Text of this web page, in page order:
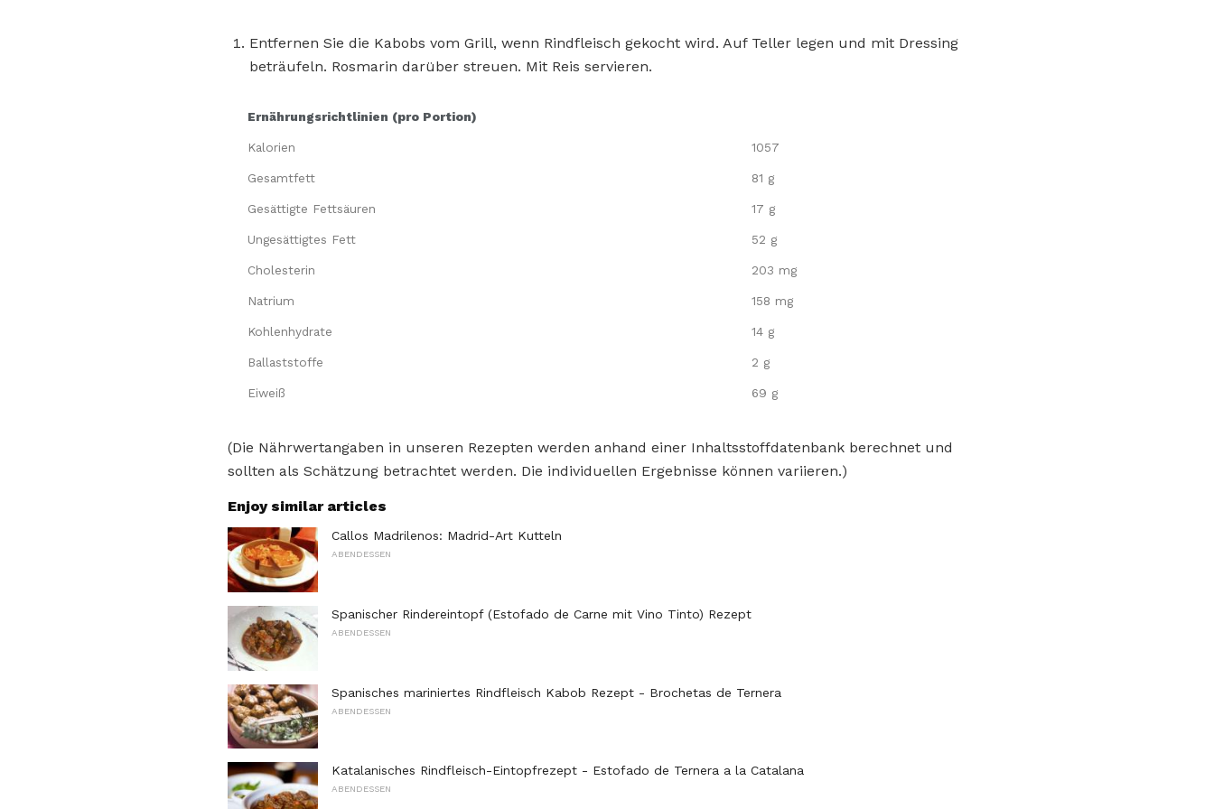
Entfernen Sie die Kabobs vom Grill, wenn Rindfleisch gekocht wird. Auf Teller legen und mit Dressing
beträufeln. Rosmarin darüber streuen. Mit Reis servieren.
Ernährungsrichtlinien (pro Portion)
Kalorien 1057
Gesamtfett 81 g
Gesättigte Fettsäuren 17 g
Ungesättigtes Fett 52 g
Cholesterin 203 mg
Natrium 158 mg
Kohlenhydrate 14 g
Ballaststoffe 2 g
Eiweiß 69 g
(Die Nährwertangaben in unseren Rezepten werden anhand einer Inhaltsstoffdatenbank berechnet und
sollten als Schätzung betrachtet werden. Die individuellen Ergebnisse können variieren.)
Enjoy similar articles
Callos Madrilenos: Madrid-Art Kutteln
ABENDESSEN
Spanischer Rindereintopf (Estofado de Carne mit Vino Tinto) Rezept
ABENDESSEN
Spanisches mariniertes Rindfleisch Kabob Rezept - Brochetas de Ternera
ABENDESSEN
Katalanisches Rindfleisch-Eintopfrezept - Estofado de Ternera a la Catalana
ABENDESSEN